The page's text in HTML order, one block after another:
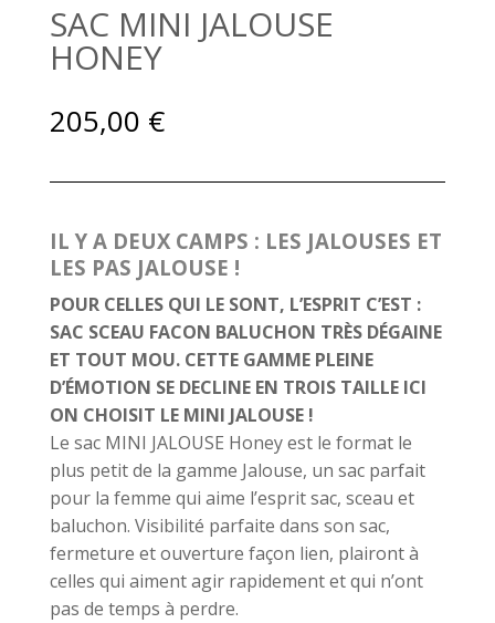
SAC MINI JALOUSE
HONEY
205,00 €
IL Y A DEUX CAMPS : LES JALOUSES ET
LES PAS JALOUSE !
POUR CELLES QUI LE SONT, L’ESPRIT C’EST :
SAC SCEAU FACON BALUCHON TRÈS DÉGAINE
ET TOUT MOU. CETTE GAMME PLEINE
D’ÉMOTION SE DECLINE EN TROIS TAILLE ICI
ON CHOISIT LE MINI JALOUSE !
Le sac MINI JALOUSE Honey est le format le
plus petit de la gamme Jalouse, un sac parfait
pour la femme qui aime l’esprit sac, sceau et
baluchon. Visibilité parfaite dans son sac,
fermeture et ouverture façon lien, plairont à
celles qui aiment agir rapidement et qui n’ont
pas de temps à perdre.